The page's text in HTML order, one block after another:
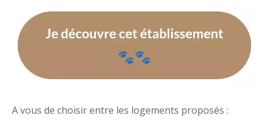
A vous de choisir entre les logements proposés :